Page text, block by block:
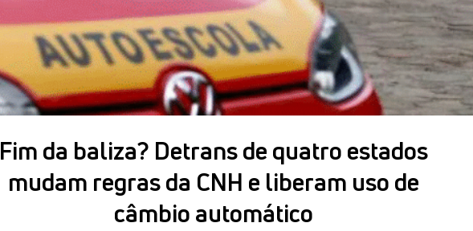
Fim da baliza? Detrans de quatro estados
mudam regras da CNH e liberam uso de
câmbio automático